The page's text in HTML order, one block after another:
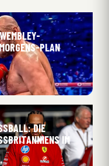
PLAN
DIE R
IM JA